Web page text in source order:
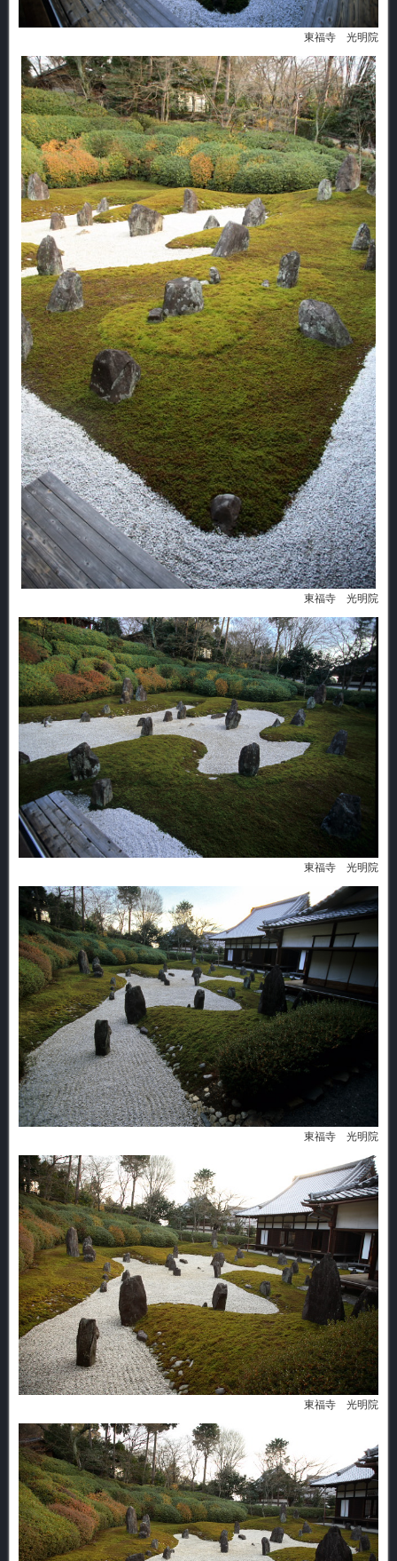
東福寺 光明院
東福寺 光明院
東福寺 光明院
東福寺 光明院
東福寺 光明院